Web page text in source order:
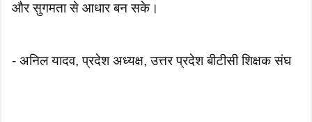
और सुगमता से आधार बन सके।
- अनिल यादव, प्रदेश अध्यक्ष, उत्तर प्रदेश बीटीसी शिक्षक संघ